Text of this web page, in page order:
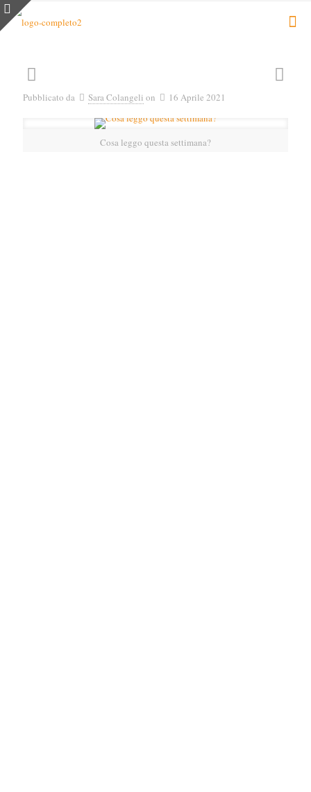
Pubblicato da Sara Colangeli on 16 Aprile 2021
Cosa leggo questa settimana?